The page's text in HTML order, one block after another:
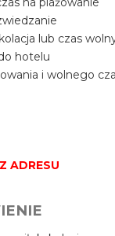
lub czas
hotelu
i wolnego
ADRESU